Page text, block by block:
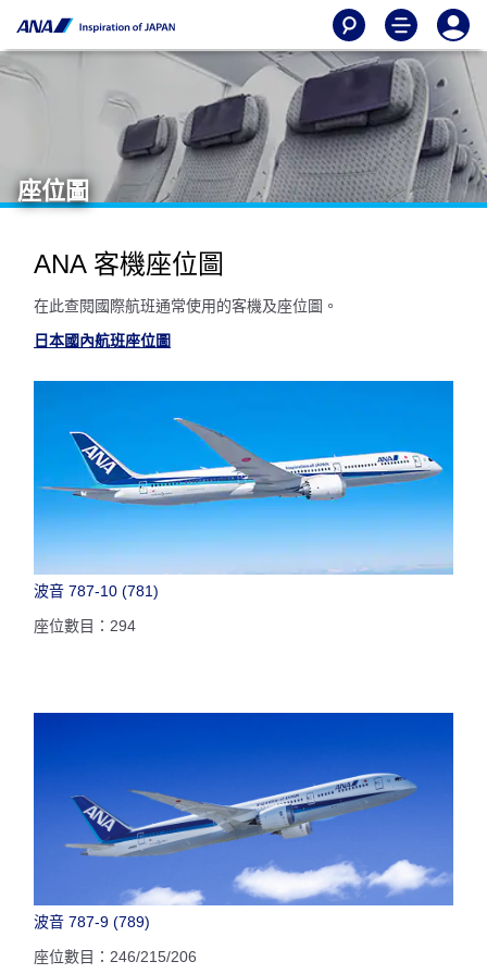
座位圖
ANA 客機座位圖
在此查閱國際航班通常使用的客機及座位圖。
日本國內航班座位圖
波音 787-10 (781)
座位數目：294
波音 787-9 (789)
座位數目：246/215/206